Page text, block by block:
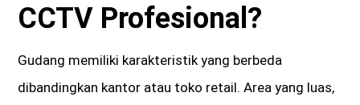
CCTV Profesional?
Gudang memiliki karakteristik yang berbeda
dibandingkan kantor atau toko retail. Area yang luas,